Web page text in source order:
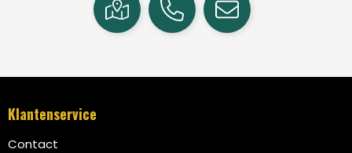
Klantenservice
Contact